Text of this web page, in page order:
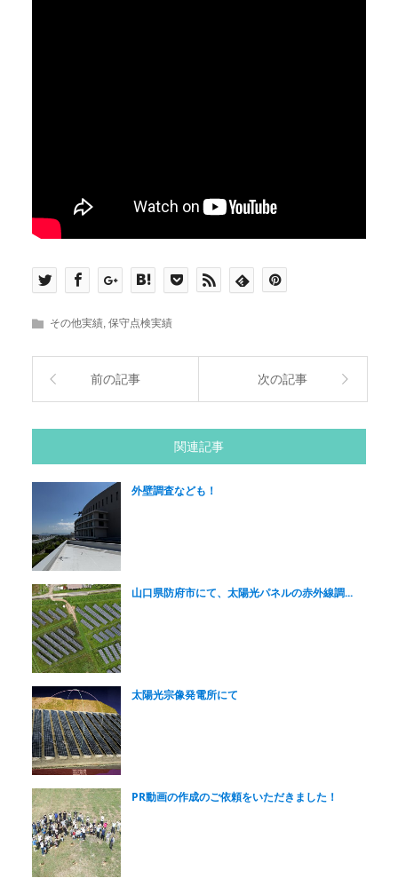
その他実績,保守点検実績
前の記事 次の記事
関連記事
外壁調査なども！
山口県防府市にて、太陽光パネルの赤外線調...
太陽光宗像発電所にて
PR動画の作成のご依頼をいただきました！